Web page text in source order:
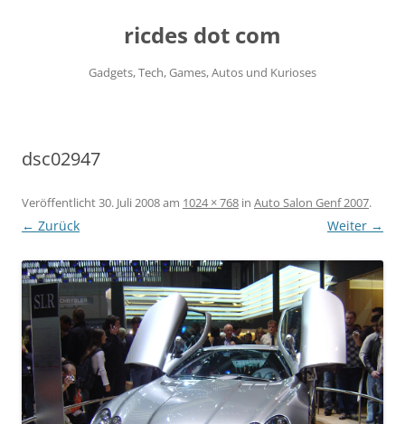
ricdes dot com
Gadgets, Tech, Games, Autos und Kurioses
dsc02947
Veröffentlicht30. Juli 2008am 1024 × 768 in Auto Salon Genf 2007.
← Zurück Weiter →